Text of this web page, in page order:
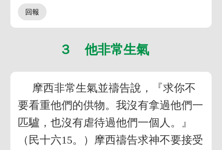
３ 他非常生氣
摩西非常生氣並禱告說，『求你不
要看重他們的供物。我沒有拿過他們一
匹驢，也沒有虐待過他們一個人。』
（民十六15。）摩西禱告求神不要接受